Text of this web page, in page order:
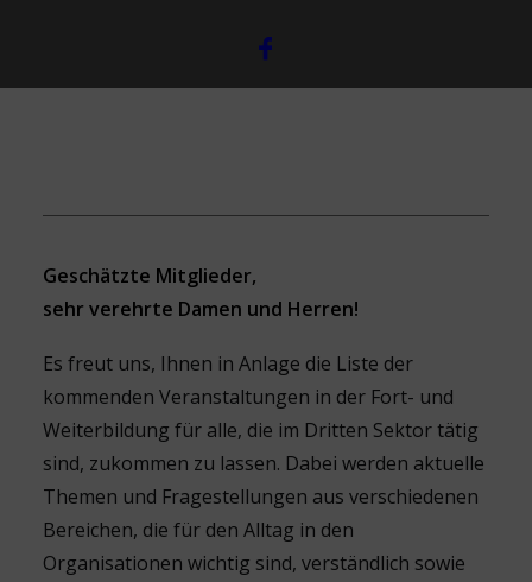
Geschätzte Mitglieder,
sehr verehrte Damen und Herren!
Es freut uns, Ihnen in Anlage die Liste der
kommenden Veranstaltungen in der Fort- und
Weiterbildung für alle, die im Dritten Sektor tätig
sind, zukommen zu lassen. Dabei werden aktuelle
Themen und Fragestellungen aus verschiedenen
Bereichen, die für den Alltag in den
Organisationen wichtig sind, verständlich sowie